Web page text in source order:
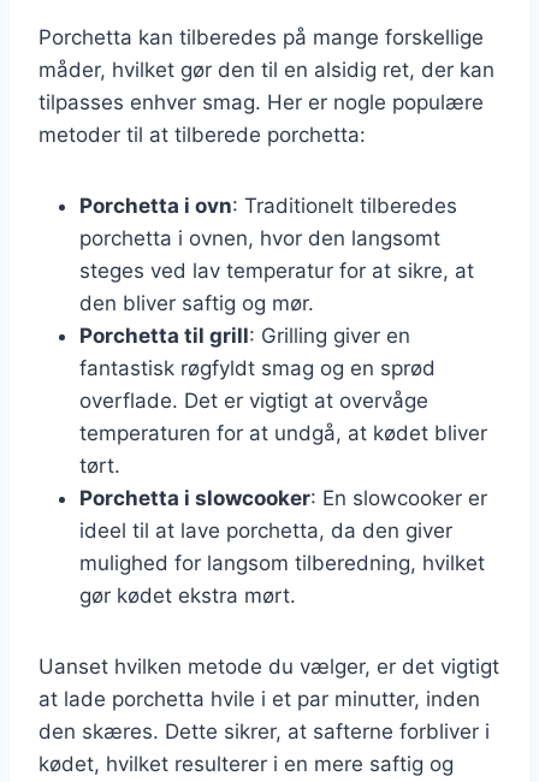
Porchetta kan tilberedes på mange forskellige
måder, hvilket gør den til en alsidig ret, der kan
tilpasses enhver smag. Her er nogle populære
metoder til at tilberede porchetta:
Porchetta i ovn: Traditionelt tilberedes
porchetta i ovnen, hvor den langsomt
steges ved lav temperatur for at sikre, at
den bliver saftig og mør.
Porchetta til grill: Grilling giver en
fantastisk røgfyldt smag og en sprød
overflade. Det er vigtigt at overvåge
temperaturen for at undgå, at kødet bliver
tørt.
Porchetta i slowcooker: En slowcooker er
ideel til at lave porchetta, da den giver
mulighed for langsom tilberedning, hvilket
gør kødet ekstra mørt.
Uanset hvilken metode du vælger, er det vigtigt
at lade porchetta hvile i et par minutter, inden
den skæres. Dette sikrer, at safterne forbliver i
kødet, hvilket resulterer i en mere saftig og